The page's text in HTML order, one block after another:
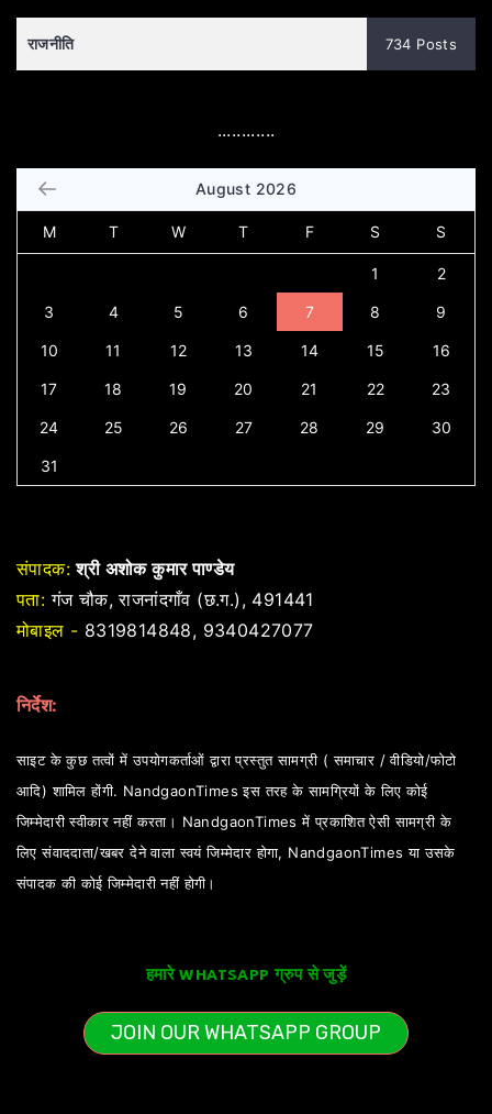
राजनीति 734 Posts
............
August 2026
M T W T F S S
1 2
3 4 5 6 7 8 9
10 11 12 13 14 15 16
17 18 19 20 21 22 23
24 25 26 27 28 29 30
31
संपादक: श्री अशोक कुमार पाण्डेय
पता: गंज चौक, राजनांदगाँव (छ.ग.), 491441
मोबाइल - 8319814848, 9340427077
निर्देश:
साइट के कुछ तत्वों में उपयोगकर्ताओं द्वारा प्रस्तुत सामग्री ( समाचार / वीडियो/फोटो
आदि) शामिल होंगी. NandgaonTimes इस तरह के सामग्रियों के लिए कोई
जिम्मेदारी स्वीकार नहीं करता। NandgaonTimes में प्रकाशित ऐसी सामग्री के
लिए संवाददाता/खबर देने वाला स्वयं जिम्मेदार होगा, NandgaonTimes या उसके
संपादक की कोई जिम्मेदारी नहीं होगी।
हमारे WHATSAPP ग्रुप से जुड़ें
JOIN OUR WHATSAPP GROUP